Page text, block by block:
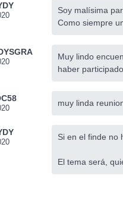
Soy malísima
Como siempre
Muy lindo
haber
muy linda
Si en el finde no
El tema será,